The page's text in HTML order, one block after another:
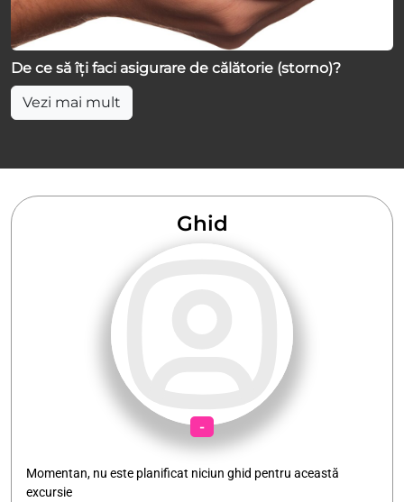
De ce să îți faci asigurare de călătorie (storno)?
Vezi mai mult
Ghid
-
Momentan, nu este planificat niciun ghid pentru această
excursie